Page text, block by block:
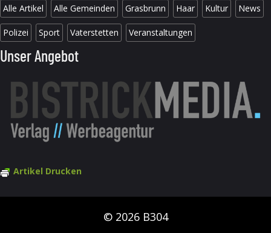
Alle Artikel Alle Gemeinden Grasbrunn Haar Kultur News
Polizei Sport Vaterstetten Veranstaltungen
Unser Angebot
Artikel Drucken
© 2026 B304